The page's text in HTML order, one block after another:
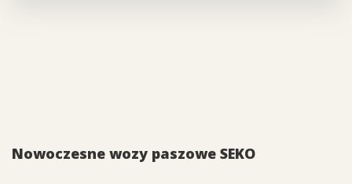
Nowoczesne wozy paszowe SEKO